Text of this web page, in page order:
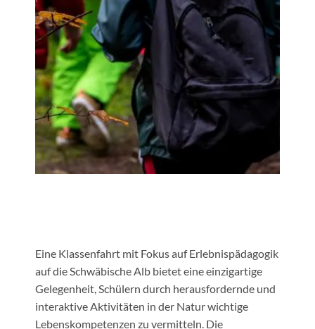
Eine Klassenfahrt mit Fokus auf Erlebnispädagogik
auf die Schwäbische Alb bietet eine einzigartige
Gelegenheit, Schülern durch herausfordernde und
interaktive Aktivitäten in der Natur wichtige
Lebenskompetenzen zu vermitteln. Die